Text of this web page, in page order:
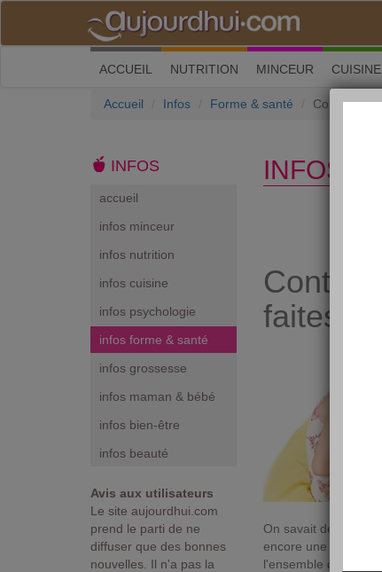
ACCUEIL (current)
NUTRITION MINCEUR CUISINE
Accueil Infos Forme & santé Contre les
INFOS
accueil
infos minceur
infos nutrition
infos cuisine
infos psychologie
infos forme & santé
infos grossesse
infos maman & bébé
infos bien-être
infos beauté
Avis aux utilisateurs
Le site aujourdhui.com
prend le parti de ne
diffuser que des bonnes
nouvelles. Il n'a pas la
INFOS
Contre
faites
On savait déjà que
encore une raison
l'ensemble des